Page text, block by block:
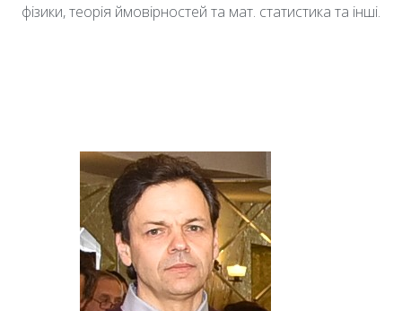
фізики, теорія ймовірностей та мат. статистика та інші.